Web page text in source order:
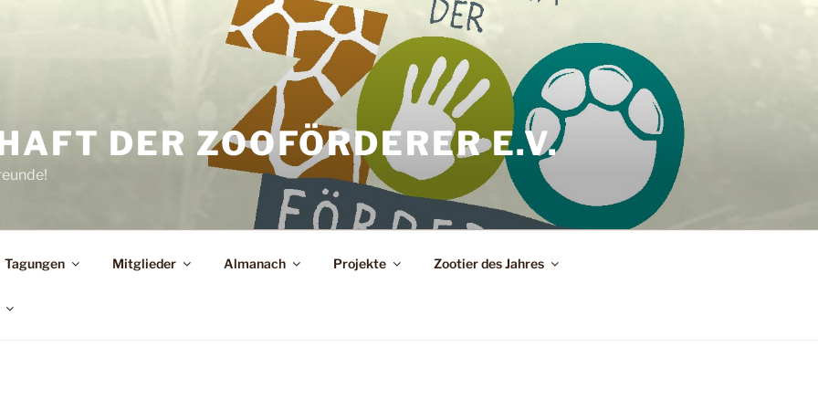
DER ZOOFÖRDERER E.V.
Tagungen Mitglieder Almanach Projekte Zootier des Jahres